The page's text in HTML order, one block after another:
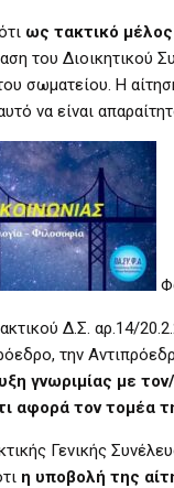
ως τακτικό
του Διοικητικού
σωματείου. Η
να είναι
Δ.Σ. αρ.14/
την
γνωριμίας με
αφορά τον τομέα
Γενικής
η υποβολή της